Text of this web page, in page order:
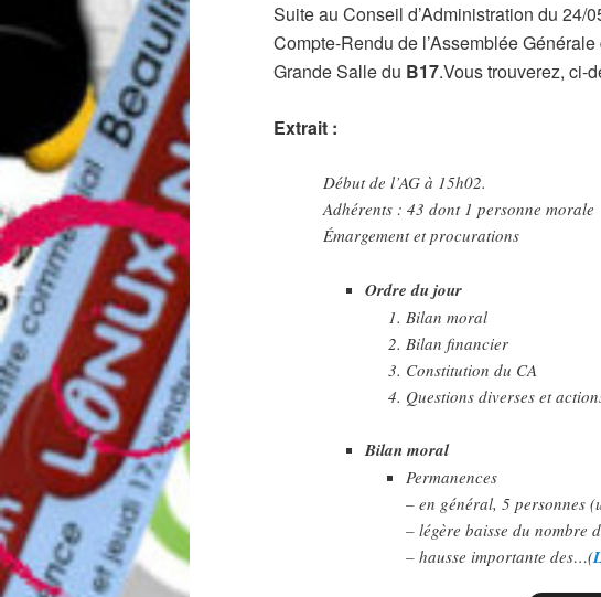
Suite au Conseil d’Administration du 24/
Compte-Rendu de l’Assemblée
Grande Salle du B17.Vous trouverez, ci-
Extrait :
Début de l’AG à 15h02.
Adhérents : 43 dont 1 personne morale
Émargement et procurations
Ordre du jour
Bilan moral
Bilan financier
Constitution du CA
Questions diverses et
Bilan moral
Permanences
– en général, 5 personnes
– légère baisse du nombre
– hausse importante des…(